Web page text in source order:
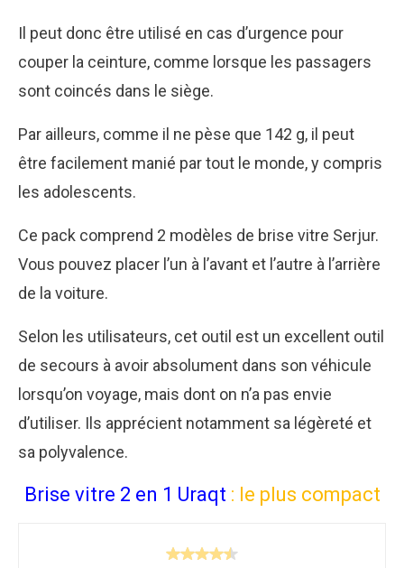
Il peut donc être utilisé en cas d’urgence pour
couper la ceinture, comme lorsque les passagers
sont coincés dans le siège.
Par ailleurs, comme il ne pèse que 142 g, il peut
être facilement manié par tout le monde, y compris
les adolescents.
Ce pack comprend 2 modèles de brise vitre Serjur.
Vous pouvez placer l’un à l’avant et l’autre à l’arrière
de la voiture.
Selon les utilisateurs, cet outil est un excellent outil
de secours à avoir absolument dans son véhicule
lorsqu’on voyage, mais dont on n’a pas envie
d’utiliser. Ils apprécient notamment sa légèreté et
sa polyvalence.
Brise vitre 2 en 1 Uraqt : le plus compact